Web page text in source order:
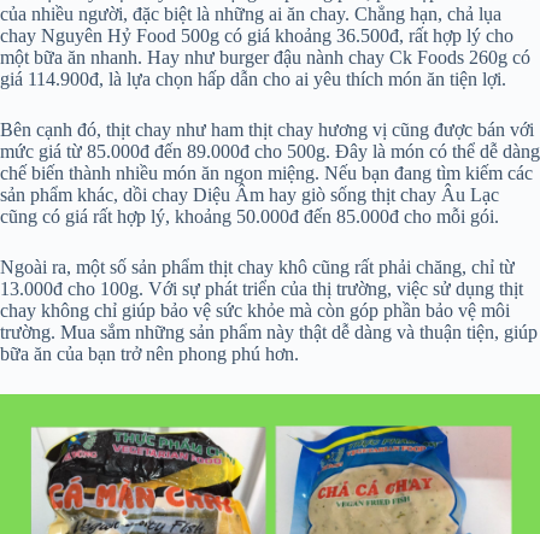
của nhiều người, đặc biệt là những ai ăn chay. Chẳng hạn, chả lụa
chay Nguyên Hỷ Food 500g có giá khoảng 36.500đ, rất hợp lý cho
một bữa ăn nhanh. Hay như burger đậu nành chay Ck Foods 260g có
giá 114.900đ, là lựa chọn hấp dẫn cho ai yêu thích món ăn tiện lợi.
Bên cạnh đó, thịt chay như ham thịt chay hương vị cũng được bán với
mức giá từ 85.000đ đến 89.000đ cho 500g. Đây là món có thể dễ dàng
chế biến thành nhiều món ăn ngon miệng. Nếu bạn đang tìm kiếm các
sản phẩm khác, dồi chay Diệu Âm hay giò sống thịt chay Âu Lạc
cũng có giá rất hợp lý, khoảng 50.000đ đến 85.000đ cho mỗi gói.
Ngoài ra, một số sản phẩm thịt chay khô cũng rất phải chăng, chỉ từ
13.000đ cho 100g. Với sự phát triển của thị trường, việc sử dụng thịt
chay không chỉ giúp bảo vệ sức khỏe mà còn góp phần bảo vệ môi
trường. Mua sắm những sản phẩm này thật dễ dàng và thuận tiện, giúp
bữa ăn của bạn trở nên phong phú hơn.